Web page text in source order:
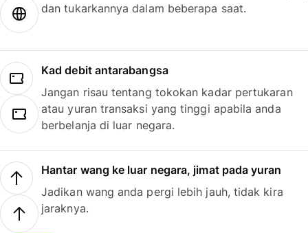
dan tukarkannya dalam beberapa saat.
Kad debit antarabangsa
Jangan risau tentang tokokan kadar pertukaran
atau yuran transaksi yang tinggi apabila anda
berbelanja di luar negara.
Hantar wang ke luar negara, jimat pada yuran
Jadikan wang anda pergi lebih jauh, tidak kira
jaraknya.